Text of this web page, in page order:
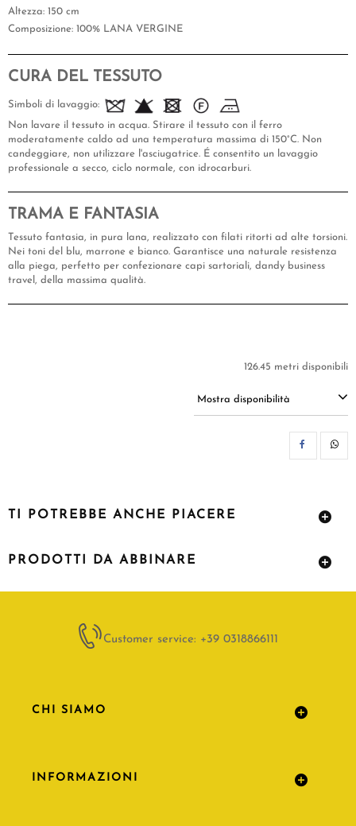
Altezza: 150 cm
Composizione: 100% LANA VERGINE
CURA DEL TESSUTO
Simboli di lavaggio:
Non lavare il tessuto in acqua. Stirare il tessuto con il ferro
moderatamente caldo ad una temperatura massima di 150°C. Non
candeggiare, non utilizzare l'asciugatrice. É consentito un lavaggio
professionale a secco, ciclo normale, con idrocarburi.
TRAMA E FANTASIA
Tessuto fantasia, in pura lana, realizzato con filati ritorti ad alte torsioni.
Nei toni del blu, marrone e bianco. Garantisce una naturale resistenza
alla piega, perfetto per confezionare capi sartoriali, dandy business
travel, della massima qualità.
126.45 metri disponibili
Mostra disponibilità
TI POTREBBE ANCHE PIACERE
PRODOTTI DA ABBINARE
Customer service: +39 0318866111
CHI SIAMO
INFORMAZIONI